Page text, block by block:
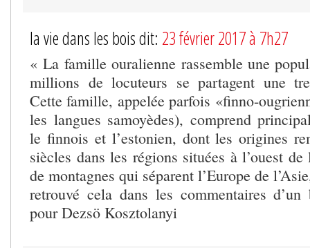
la vie dans les bois dit: 23 février 2017 à 7h27
« La famille ouralienne rassemble une
millions de locuteurs se partagent une
Cette famille, appelée parfois «finno-
les langues samoyèdes), comprend
le finnois et l’estonien, dont les origines
siècles dans les régions situées à l’ouest
de montagnes qui séparent l’Europe de
retrouvé cela dans les commentaires
pour Dezsö Kosztolanyi